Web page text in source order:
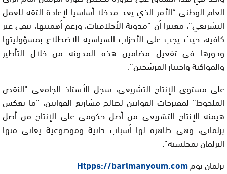
العام الوطني “الأمر الذي يعد مدخلا أساسيا لإعادة الثقة للعمل
التشريعي”، معتبرا أن “مدونة الأخلاقيات، ورغم أهميتها، تبقى غير
كافية، حيث يجب على الأحزاب السياسية الاضطلاع بمسؤوليتها
ودورها في تفعيل مضامين هذه المدونة من خلال التأطير
والمواكبة واختيار المرشحين”.
على مستوى الإنتاج التشريعي، سجل الأستاذ الجامعي “النقص
الملحوظ” لمقترحات القوانين لصالح مشاريع القوانين، “ما يعكس
هيمنة الإنتاج التشريعي من أصل حكومي على الإنتاج من أصل
برلماني، وهي ظاهرة لها أسباب ذاتية وموضوعية يعاني منها
البرلمان بمجلسيه”.
برلمان يومHtpps://barlmanyoum.com